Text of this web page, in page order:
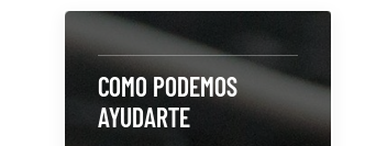
COMO PODEMOS
AYUDARTE